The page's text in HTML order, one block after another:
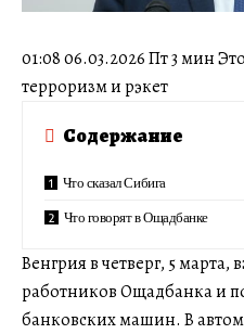
01:08 06.03.2026 Пт 3 мин
терроризм и рэкет
Содержание
Что сказал Сибига
Что говорят в Ощадбанке
Венгрия в четверг, 5 марта,
работников Ощадбанка и
банковских машин. В